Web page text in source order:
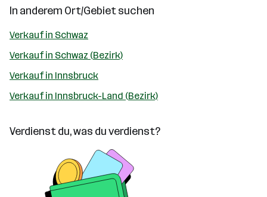
In anderem Ort/Gebiet suchen
Verkauf in Schwaz
Verkauf in Schwaz (Bezirk)
Verkauf in Innsbruck
Verkauf in Innsbruck-Land (Bezirk)
Verdienst du, was du verdienst?